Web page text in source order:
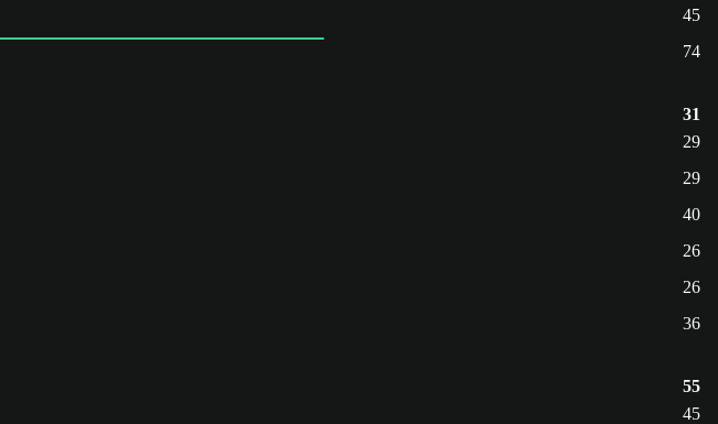
45
74
31
29
29
40
26
26
36
55
45